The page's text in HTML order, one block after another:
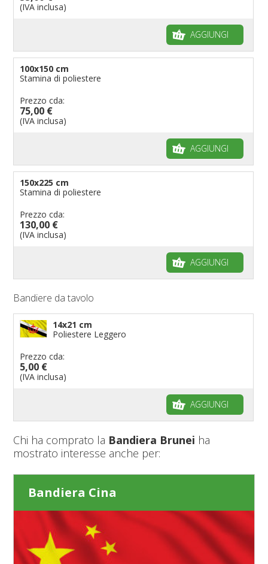
(IVA inclusa)
AGGIUNGI
100x150 cm
Stamina di poliestere
Prezzo cda:
75,00 €
(IVA inclusa)
AGGIUNGI
150x225 cm
Stamina di poliestere
Prezzo cda:
130,00 €
(IVA inclusa)
AGGIUNGI
Bandiere da tavolo
14x21 cm
Poliestere Leggero
Prezzo cda:
5,00 €
(IVA inclusa)
AGGIUNGI
Chi ha comprato la Bandiera Brunei ha
mostrato interesse anche per:
Bandiera Cina